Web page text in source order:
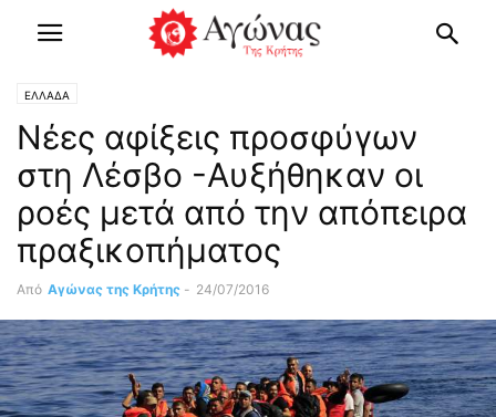
ΕΛΛΑΔΑ
Νέες αφίξεις προσφύγων
στη Λέσβο -Αυξήθηκαν οι
ροές μετά από την απόπειρα
πραξικοπήματος
Από Αγώνας της Κρήτης - 24/07/2016